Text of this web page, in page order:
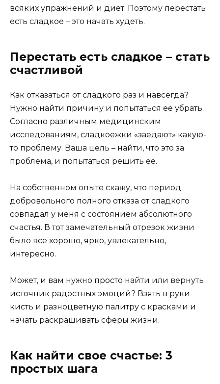
всяких упражнений и диет. Поэтому перестать
есть сладкое – это начать худеть.
Перестать есть сладкое – стать
счастливой
Как отказаться от сладкого раз и навсегда?
Нужно найти причину и попытаться ее убрать.
Согласно различным медицинским
исследованиям, сладкоежки «заедают» какую-
то проблему. Ваша цель – найти, что это за
проблема, и попытаться решить ее.
На собственном опыте скажу, что период
добровольного полного отказа от сладкого
совпадал у меня с состоянием абсолютного
счастья. В тот замечательный отрезок жизни
было все хорошо, ярко, увлекательно,
интересно.
Может, и вам нужно просто найти или вернуть
источник радостных эмоций? Взять в руки
кисть и разноцветную палитру с красками и
начать раскрашивать сферы жизни.
Как найти свое счастье: 3
простых шага